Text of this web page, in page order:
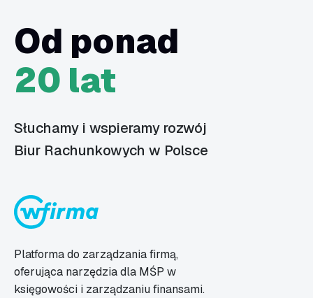
Od ponad
20 lat
Słuchamy i wspieramy rozwój
Biur Rachunkowych w Polsce
Platforma do zarządzania firmą,
oferująca narzędzia dla MŚP w
księgowości i zarządzaniu finansami.